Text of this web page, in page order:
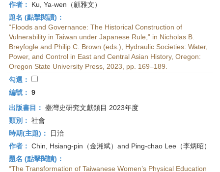
作者：
Ku, Ya-wen（顧雅文）
題名 (點擊閱讀)：
“Floods and Governance: The Historical Construction of
Vulnerability in Taiwan under Japanese Rule,” in Nicholas B.
Breyfogle and Philip C. Brown (eds.), Hydraulic Societies: Water,
Power, and Control in East and Central Asian History, Oregon:
Oregon State University Press, 2023, pp. 169–189.
勾選：
編號： 9
出版書目： 臺灣史研究文獻類目 2023年度
類別： 社會
時期(主題)：
日治
作者： Chin, Hsiang-pin（金湘斌）and Ping-chao Lee（李炳昭）
題名 (點擊閱讀)：
“The Transformation of Taiwanese Women’s Physical Education